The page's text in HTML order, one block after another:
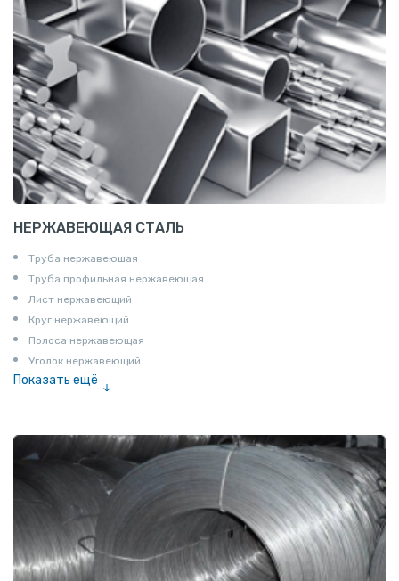
НЕРЖАВЕЮЩАЯ СТАЛЬ
Труба нержавеюшая
Труба профильная нержавеющая
Лист нержавеющий
Круг нержавеющий
Полоса нержавеющая
Уголок нержавеющий
Показать ещё